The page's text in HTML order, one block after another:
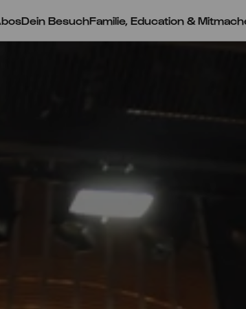
Dein BesuchFamilie, Education &